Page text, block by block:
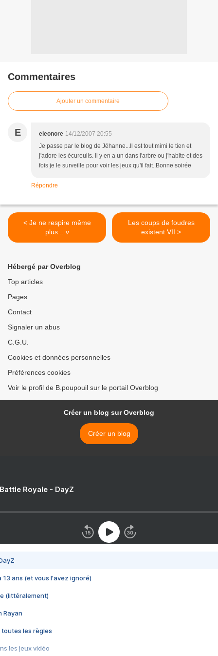
Commentaires
Ajouter un commentaire
E eleonore 14/12/2007 20:55
Je passe par le blog de Jéhanne...Il est tout mimi le tien et
j'adore les écureuils. Il y en a un dans l'arbre ou j'habite et des
fois je le surveille pour voir les jeux qu'il fait..Bonne soirée
Répondre
< Je ne respire même
plus... v
Les coups de foudres
existent.VII >
Hébergé par Overblog
Top articles
Pages
Contact
Signaler un abus
C.G.U.
Cookies et données personnelles
Préférences cookies
Voir le profil de B.poupouil sur le portail Overblog
Créer un blog sur Overblog
Créer un blog
Royale - DayZ
13 ans (et vous l'avez ignoré)
(littéralement)
Rayan
toutes les règles
les jeux vidéo